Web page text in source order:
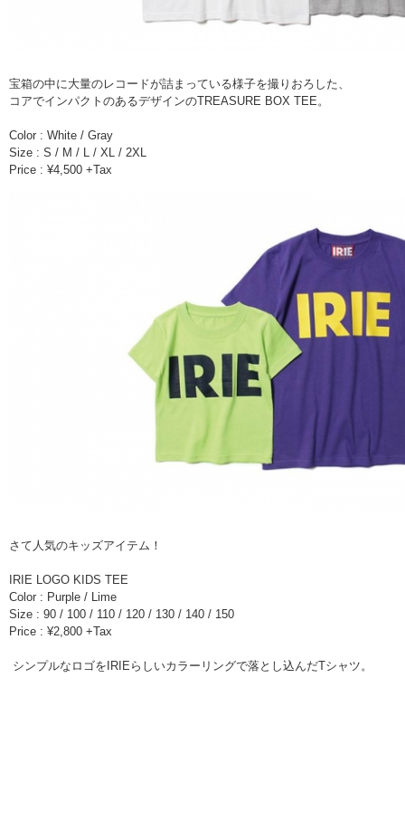
宝箱の中に大量のレコードが詰まっている様子を撮りおろした、
コアでインパクトのあるデザインのTREASURE BOX TEE。
Color : White / Gray
Size : S / M / L / XL / 2XL
Price : ¥4,500 +Tax
さて人気のキッズアイテム！
IRIE LOGO KIDS TEE
Color : Purple / Lime
Size : 90 / 100 / 110 / 120 / 130 / 140 / 150
Price : ¥2,800 +Tax
シンプルなロゴをIRIEらしいカラーリングで落とし込んだTシャツ。